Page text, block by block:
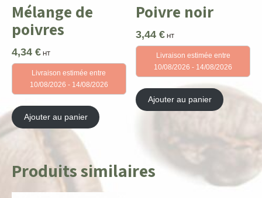
Mélange de
poivres
4,34 € HT
Livraison estimée entre
10/08/2026 - 14/08/2026
Ajouter au panier
Poivre noir
3,44€ HT
Livraison estimée entre
10/08/2026 - 14/08/2026
Ajouter au panier
Produits similaires